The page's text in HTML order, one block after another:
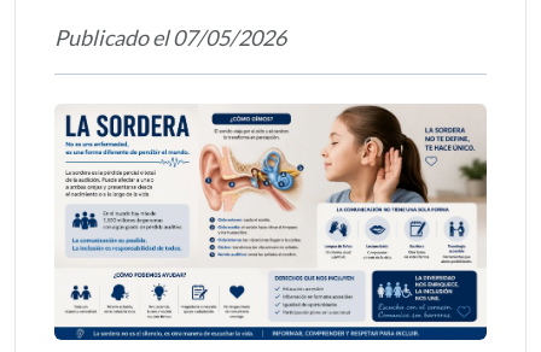
Publicado el 07/05/2026